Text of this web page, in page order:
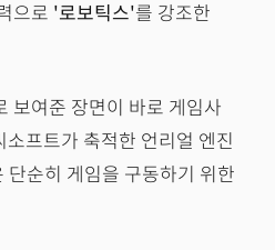
으로 '로보틱스'를 강조한
보여준 장면이 바로 게임사
프트가 축적한 언리얼 엔진
단순히 게임을 구동하기 위한